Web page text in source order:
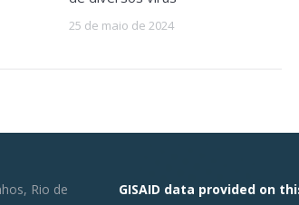
25 de maio de 2024
Rio de
GISAID data provided on